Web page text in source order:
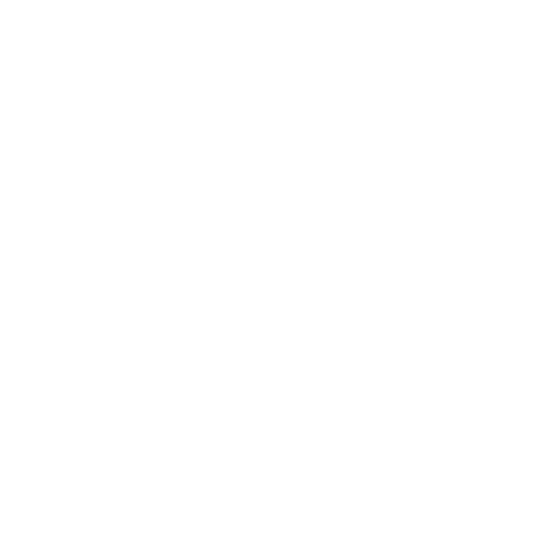
رب الودود ...
تسبيح سنگريزه‌ها را شنيدند. «2»